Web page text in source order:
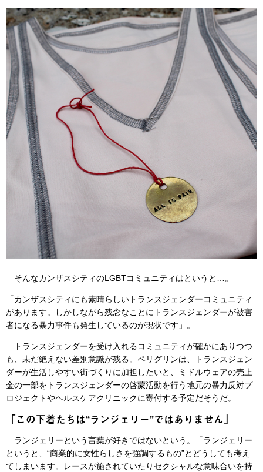
そんなカンザスシティのLGBTコミュニティはというと…。
「カンザスシティにも素晴らしいトランスジェンダーコミュニティ
があります。しかしながら残念なことにトランスジェンダーが被害
者になる暴力事件も発生しているのが現状です」。
トランスジェンダーを受け入れるコミュニティが確かにありつつ
も、未だ絶えない差別意識が残る。ペリグリンは、トランスジェン
ダーが生活しやすい街づくりに加担したいと、ミドルウェアの売上
金の一部をトランスジェンダーの啓蒙活動を行う地元の暴力反対プ
ロジェクトやヘルスケアクリニックに寄付する予定だそうだ。
「この下着たちは“ランジェリー”ではありません」
ランジェリーという言葉が好きではないという。「ランジェリー
というと、“商業的に女性らしさを強調するもの”とどうしても考え
てしまいます。レースが施されていたりセクシャルな意味合いを持